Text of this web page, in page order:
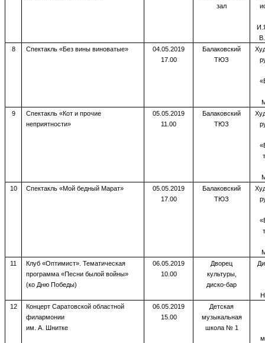
зал
8
Спектакль «Без вины виноватые»
04.05.2019
17.00
Балаковский
ТЮЗ
9
Спектакль «Кот и прочие
неприятности»
05.05.2019
11.00
Балаковский
ТЮЗ
10
Спектакль «Мой бедный Марат»
05.05.2019
17.00
Балаковский
ТЮЗ
11
Клуб «Оптимист». Тематическая
программа «Песни былой войны»
(ко Дню Победы)
06.05.2019
10.00
Дворец
культуры,
диско-бар
12
Концерт Саратовской областной
филармонии
им. А. Шнитке
06.05.2019
15.00
Детская
музыкальная
школа № 1